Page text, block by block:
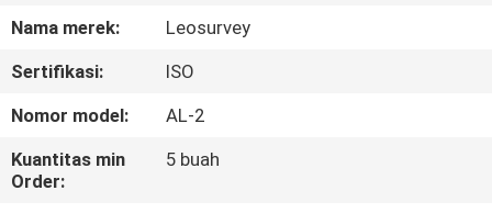
TENTANG
KAMI
TUR
PABRIK
Nama merek:
Leosurvey
Sertifikasi:
ISO
Nomor model:
AL-2
Kuantitas min
Order:
5 buah